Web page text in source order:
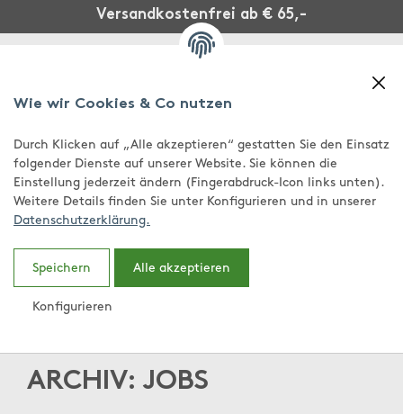
Wie wir Cookies & Co nutzen
Durch Klicken auf „Alle akzeptieren“ gestatten Sie den Einsatz
folgender Dienste auf unserer Website. Sie können die
Einstellung jederzeit ändern (Fingerabdruck-Icon links unten).
Weitere Details finden Sie unter Konfigurieren und in unserer
Datenschutzerklärung.
Speichern Alle akzeptieren
Konfigurieren
Versandkostenfrei ab € 65,-
ARCHIV: JOBS